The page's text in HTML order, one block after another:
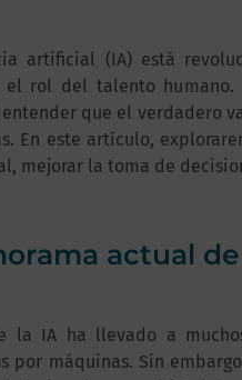
artificial (IA) está
el rol del talento
que el verdadero
En este artículo,
mejorar la toma de
actual
la IA ha llevado a
por máquinas. Sin